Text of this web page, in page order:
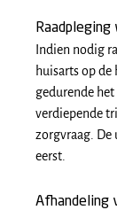
Indien nodig
huisarts op
gedurende
verdiepende
zorgvraag.
eerst.
Afhandeling